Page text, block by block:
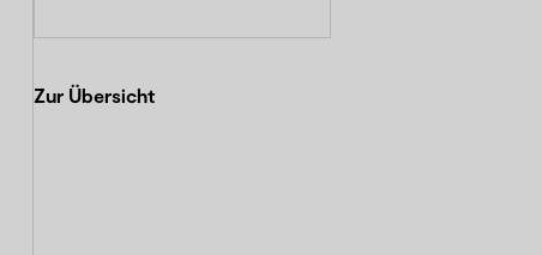
Zur Übersicht